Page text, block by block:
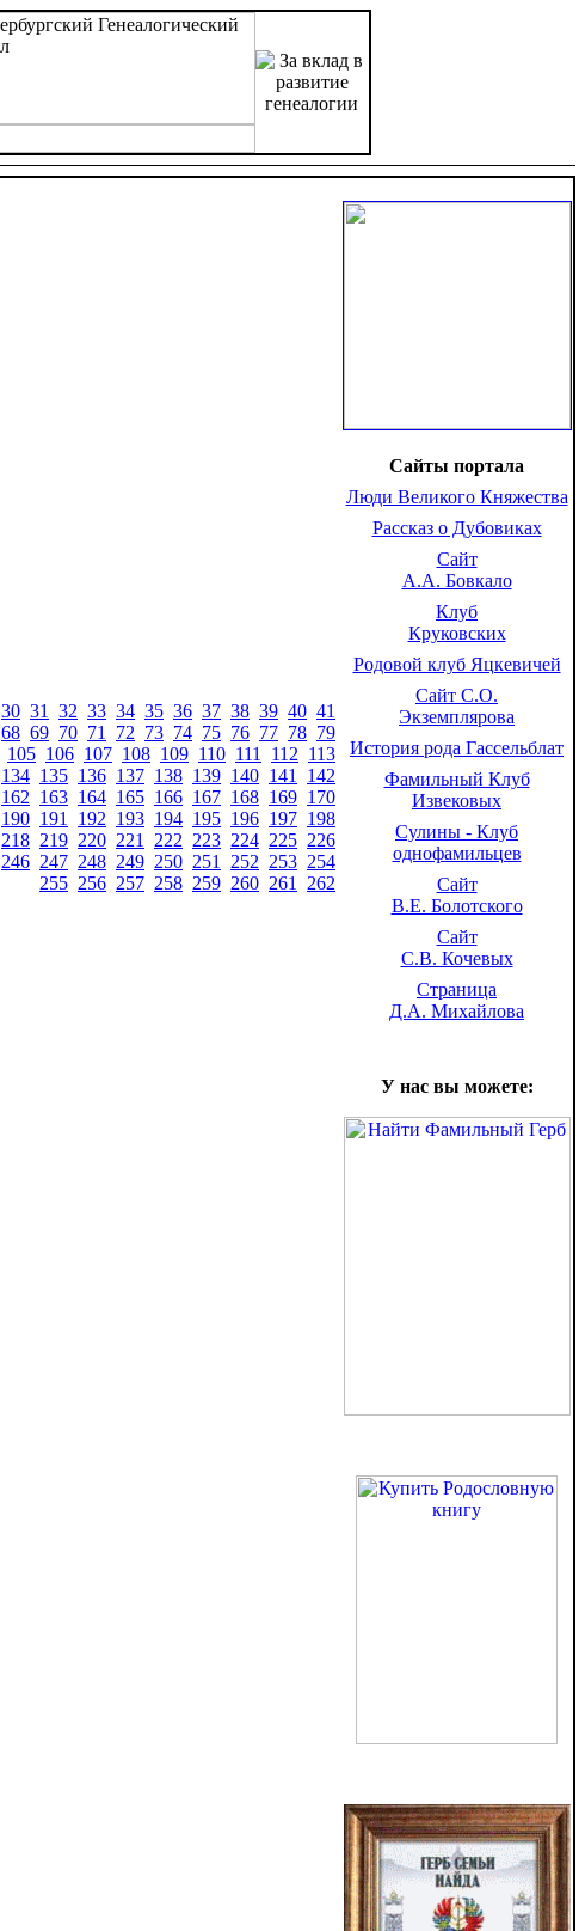
30 31 32 33 34 35 36 37 38 39 40 41
68 69 70 71 72 73 74 75 76 77 78 79
105 106 107 108 109 110 111 112 113
134 135 136 137 138 139 140 141 142
162 163 164 165 166 167 168 169 170
190 191 192 193 194 195 196 197 198
218 219 220 221 222 223 224 225 226
246 247 248 249 250 251 252 253 254
255 256 257 258 259 260 261 262
Сайты портала
Люди Великого Княжества
Рассказ о Дубовиках
Сайт
А.А. Бовкало
Клуб
Круковских
Родовой клуб Яцкевичей
Сайт С.О.
Экземплярова
История рода Гассельблат
Фамильный Клуб
Извековых
Сулины - Клуб
однофамильцев
Сайт
В.Е. Болотского
Сайт
С.В. Кочевых
Страница
Д.А. Михайлова
У нас вы можете: